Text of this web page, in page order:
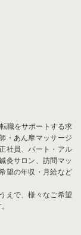
職をサポートする求
・あん摩マッサージ
社員、パート・アル
灸サロン、訪問マッ
望の年収・月給など
えで、様々なご希望